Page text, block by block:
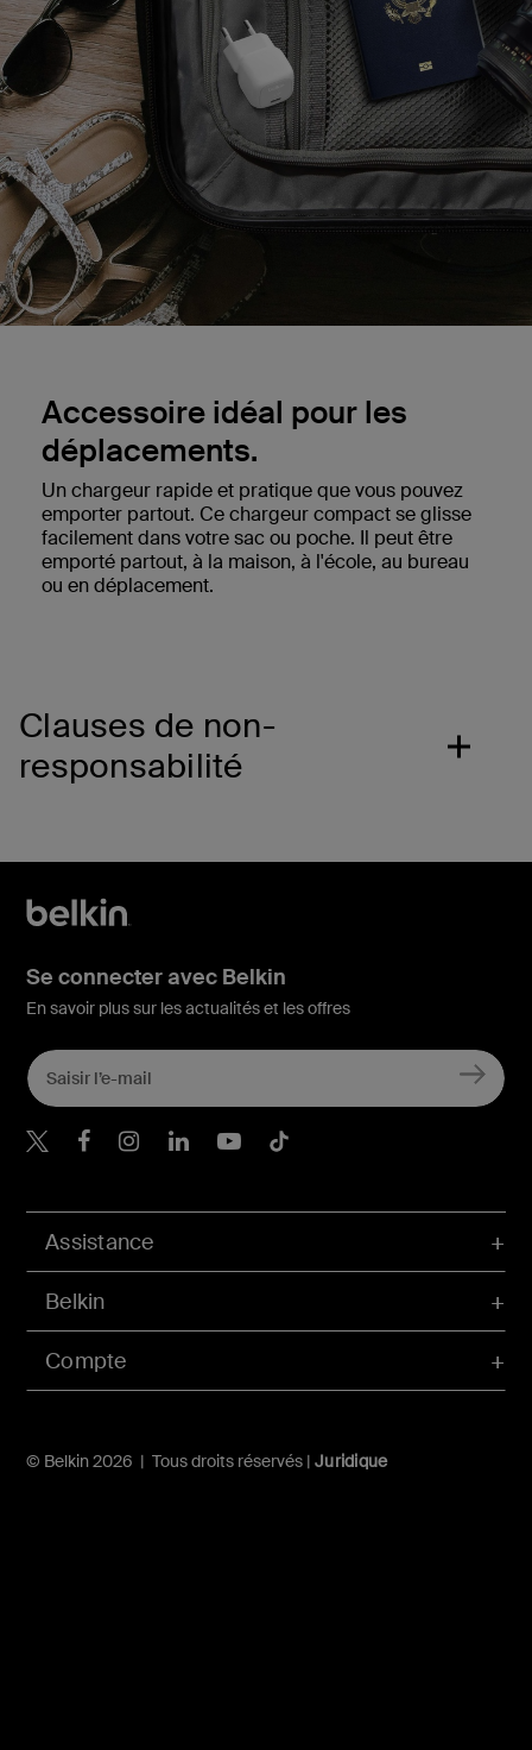
Accessoire idéal pour les
déplacements.
Un chargeur rapide et pratique que vous pouvez
emporter partout. Ce chargeur compact se glisse
facilement dans votre sac ou poche. Il peut être
emporté partout, à la maison, à l'école, au bureau
ou en déplacement.
Clauses de non-
responsabilité
Compte
Assistance
Belkin
© Belkin 2026 | Tous droits réservés | Juridique
Se connecter avec Belkin
En savoir plus sur les actualités et les offres
Belkin Twitter
Belkin Facebook
Belkin Instagram
Belkin LinkedIn
Belkin Youtube
Belkin TikTok